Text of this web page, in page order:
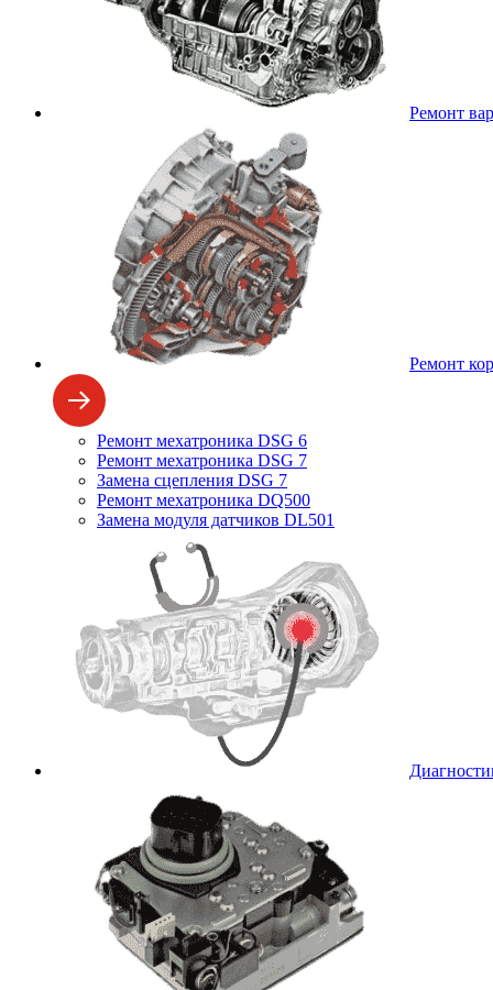
Ремонт
Ремонт
Ремонт мехатроника DSG 6
Ремонт мехатроника DSG 7
Замена сцепления DSG 7
Ремонт мехатроника DQ500
Замена модуля датчиков DL501